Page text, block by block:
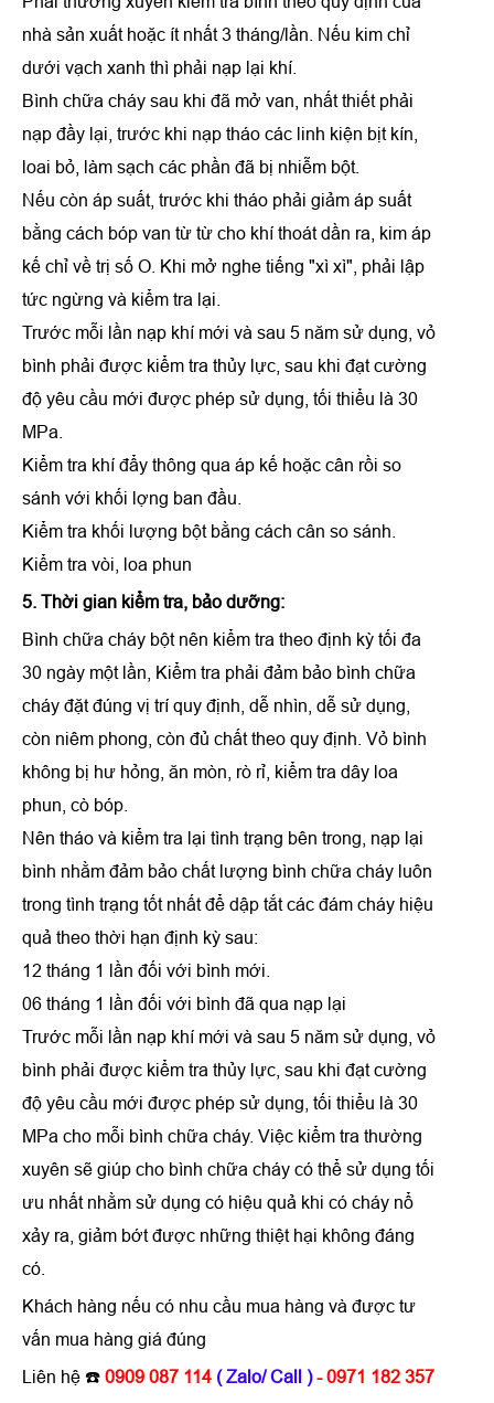
nhà sản xuất hoặc ít nhất 3 tháng/lần. Nếu kim chỉ
dưới vạch xanh thì phải nạp lại khí.
Bình chữa cháy sau khi đã mở van, nhất thiết phải
nạp đầy lại, trước khi nạp tháo các linh kiện bịt kín,
loai bỏ, làm sạch các phần đã bị nhiễm bột.
Nếu còn áp suất, trước khi tháo phải giảm áp suất
bằng cách bóp van từ từ cho khí thoát dần ra, kim áp
kế chỉ về trị số O. Khi mở nghe tiếng "xì xì", phải lập
tức ngừng và kiểm tra lại.
Trước mỗi lần nạp khí mới và sau 5 năm sử dụng, vỏ
bình phải được kiểm tra thủy lực, sau khi đạt cường
độ yêu cầu mới được phép sử dụng, tối thiểu là 30
MPa.
Kiểm tra khí đẩy thông qua áp kế hoặc cân rồi so
sánh với khối lợng ban đầu.
Kiểm tra khối lượng bột bằng cách cân so sánh.
Kiểm tra vòi, loa phun
5. Thời gian kiểm tra, bảo dưỡng:
Bình chữa cháy bột nên kiểm tra theo định kỳ tối đa
30 ngày một lần, Kiểm tra phải đảm bảo bình chữa
cháy đặt đúng vị trí quy định, dễ nhìn, dễ sử dụng,
còn niêm phong, còn đủ chất theo quy định. Vỏ bình
không bị hư hỏng, ăn mòn, rò rỉ, kiểm tra dây loa
phun, cò bóp.
Nên tháo và kiểm tra lại tình trạng bên trong, nạp lại
bình nhằm đảm bảo chất lượng bình chữa cháy luôn
trong tình trạng tốt nhất để dập tắt các đám cháy hiệu
quả theo thời hạn định kỳ sau:
12 tháng 1 lần đối với bình mới.
06 tháng 1 lần đối với bình đã qua nạp lại
Trước mỗi lần nạp khí mới và sau 5 năm sử dụng, vỏ
bình phải được kiểm tra thủy lực, sau khi đạt cường
độ yêu cầu mới được phép sử dụng, tối thiểu là 30
MPa cho mỗi bình chữa cháy. Việc kiểm tra thường
xuyên sẽ giúp cho bình chữa cháy có thể sử dụng tối
ưu nhất nhằm sử dụng có hiệu quả khi có cháy nổ
xảy ra, giảm bớt được những thiệt hại không đáng
có.
Khách hàng nếu có nhu cầu mua hàng và được tư
vấn mua hàng giá đúng
Liên hệ ☎️ 0909 087 114 ( Zalo/ Call ) - 0971 182 357